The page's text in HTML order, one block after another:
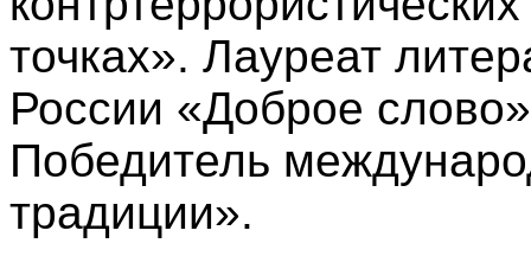
точках». Лауреат
России «Доброе
Победитель
традиции».